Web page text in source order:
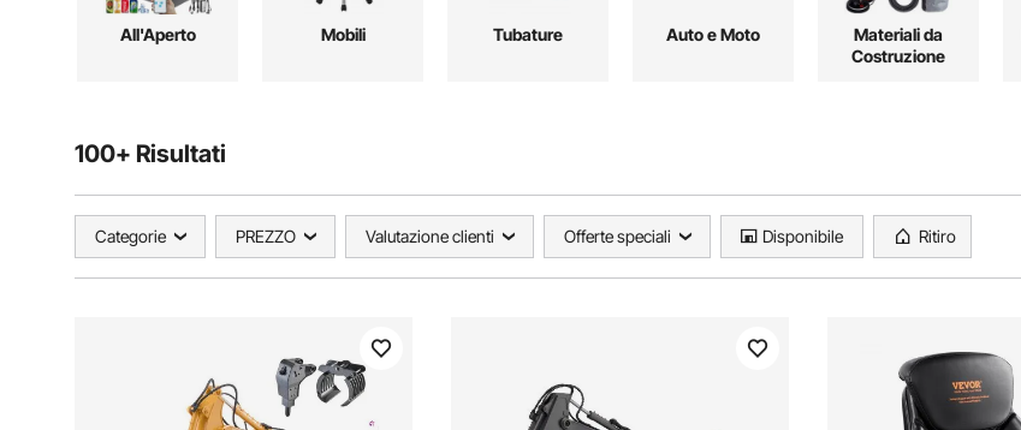
All'Aperto Mobili Tubature Auto e Moto
Materiali da
Costruzione
100+ Risultati
Categorie PREZZO Valutazione clienti Offerte speciali Disponibile Ritiro